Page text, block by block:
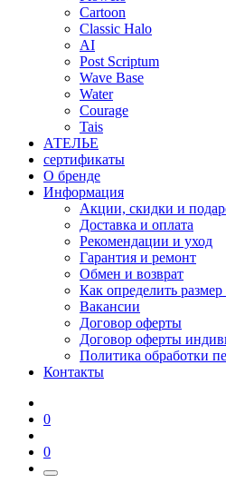
Cartoon
Classic Halo
AI
Post Scriptum
Wave Base
Water
Courage
Tais
АТЕЛЬЕ
сертификаты
О бренде
Информация
Акции, скидки и
Доставка и оплата
Рекомендации и уход
Гарантия и ремонт
Обмен и возврат
Как определить размер
Вакансии
Договор оферты
Договор оферты
Политика обработки
Контакты
0
0